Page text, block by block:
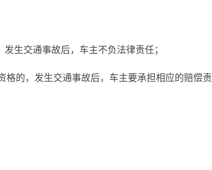
生交通事故后，车主不负法律责任；
格的，发生交通事故后，车主要承担相应的赔偿责